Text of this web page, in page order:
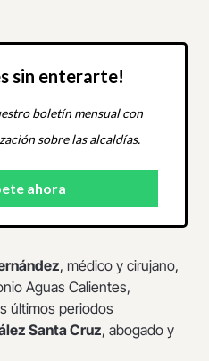
sin enterarte!
boletín mensual con
sobre las alcaldías.
, médico y cirujano,
Aguas Calientes,
últimos periodos
Santa Cruz, abogado y